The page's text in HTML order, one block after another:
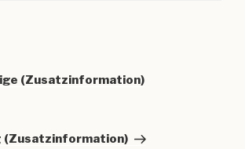
(Zusatzinformation)
(Zusatzinformation)